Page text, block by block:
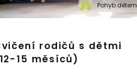
Pohyb dětem
rodičů s dětmi
15 měsíců)